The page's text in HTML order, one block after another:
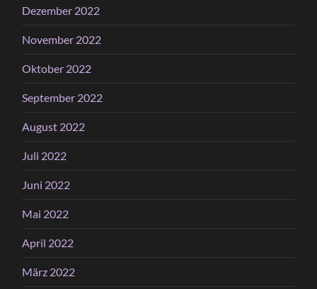
Dezember 2022
November 2022
Oktober 2022
September 2022
August 2022
Juli 2022
Juni 2022
Mai 2022
April 2022
März 2022